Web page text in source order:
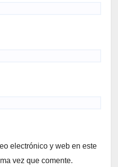
electrónico y web en este
vez que comente.